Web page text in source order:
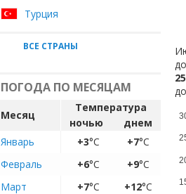
Турция
ВСЕ СТРАНЫ
ПОГОДА ПО МЕСЯЦАМ
Месяц
Температура
ночью
днем
Январь
+3°C +7°C
Февраль
+6°C +9°C
Март
+7°C +12°C